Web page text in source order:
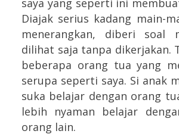
saya yang seperti ini
Diajak serius kadang main-
menerangkan, diberi soal
dilihat saja tanpa dikerjakan.
beberapa orang tua yang
serupa seperti saya. Si anak
suka belajar dengan orang
lebih nyaman belajar
orang lain.